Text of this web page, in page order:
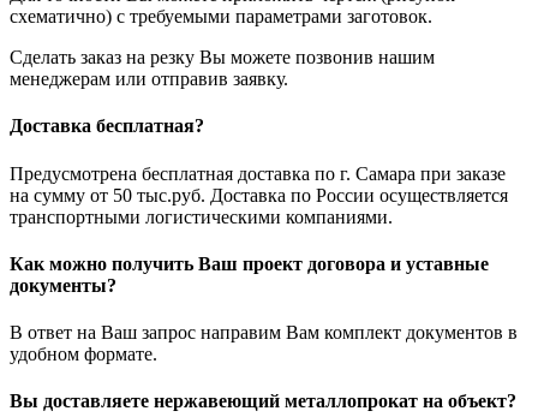
схематично) с требуемыми параметрами заготовок.
Сделать заказ на резку Вы можете позвонив нашим
менеджерам или отправив заявку.
Доставка бесплатная?
Предусмотрена бесплатная доставка по г. Самара при заказе
на сумму от 50 тыс.руб. Доставка по России осуществляется
транспортными логистическими компаниями.
Как можно получить Ваш проект договора и уставные
документы?
В ответ на Ваш запрос направим Вам комплект документов в
удобном формате.
Вы доставляете нержавеющий металлопрокат на объект?